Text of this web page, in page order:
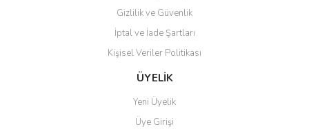
Gönder
Gizlilik ve Güvenlik
İptal ve İade Şartları
Kişisel Veriler Politikası
ÜYELİK
Yeni Üyelik
Üye Girişi